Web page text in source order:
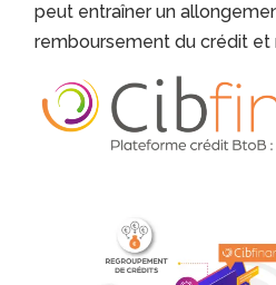
peut entraîner un
remboursement du crédit